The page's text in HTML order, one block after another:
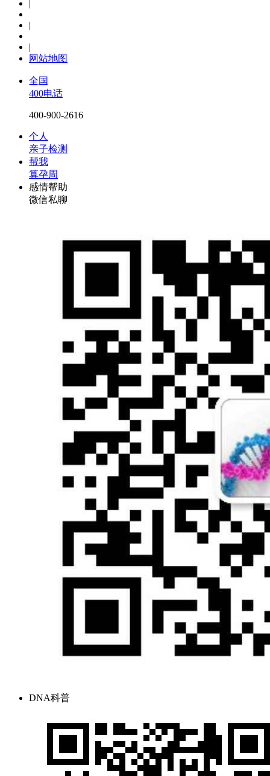
|
|
|
网站地图
全国
400电话
400-900-2616
个人
亲子检测
帮我
算孕周
感情帮助
微信私聊
DNA科普